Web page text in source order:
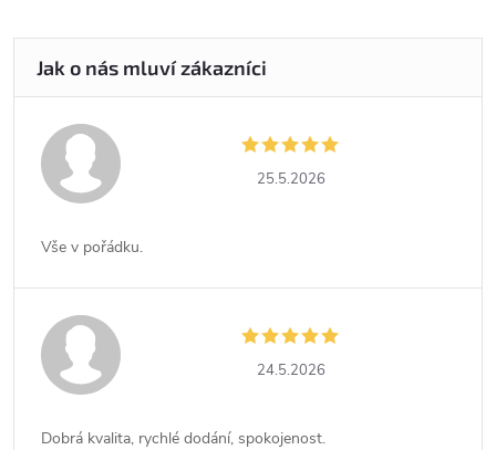
25.5.2026
Vše v pořádku.
24.5.2026
Dobrá kvalita, rychlé dodání, spokojenost.